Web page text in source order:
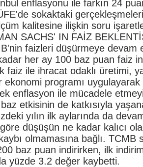
enflasyonu ile farkın 24
sokaktaki gerçekleşmeleri
kalitesine ilişkin soru
SACHS' IN FAİZ
faizleri düşürmeye devam
her ay 100 baz puan faiz
faiz ile ihracat odaklı üretimi,
programı uygulayarak
enflasyon ile mücadele
etkisinin de katkısıyla
yılın ilk aylarında da
düşüşün ne kadar kalıcı
olmamasına bağlı. TCMB
baz puan indirirken, ilk
yüzde 3.2 değer kaybetti.